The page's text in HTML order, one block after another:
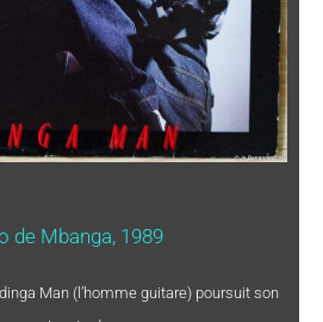
de Mbanga, 1989
Man (l’homme guitare) poursuit son